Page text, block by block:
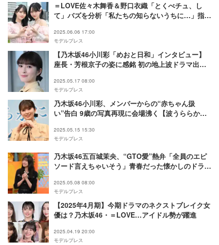
＝LOVE佐々木舞香＆野口衣織「とくべチュ、し
て」バズを分析「私たちの知らないうちに…」指原
2025.06.06 17:00
モデルプレス
【乃木坂46小川彩「めおと日和」インタビュー】
座長・芳根京子の姿に感銘 初の地上波ドラマ出演
2025.05.17 08:00
モデルプレス
乃木坂46小川彩、メンバーからの“赤ちゃん扱
い”告白 9歳の写真再現に会場沸く【波うららか
2025.05.15 15:30
モデルプレス
乃木坂46五百城茉央、“GTO愛”熱弁「全員のエピ
ソード言えちゃいそう」青春だった懐かしのドラマ
2025.05.08 08:00
モデルプレス
【2025年4月期】今期ドラマのネクストブレイク女
優は？乃木坂46・＝LOVE…アイドル勢が躍進
2025.04.19 20:00
モデルプレス